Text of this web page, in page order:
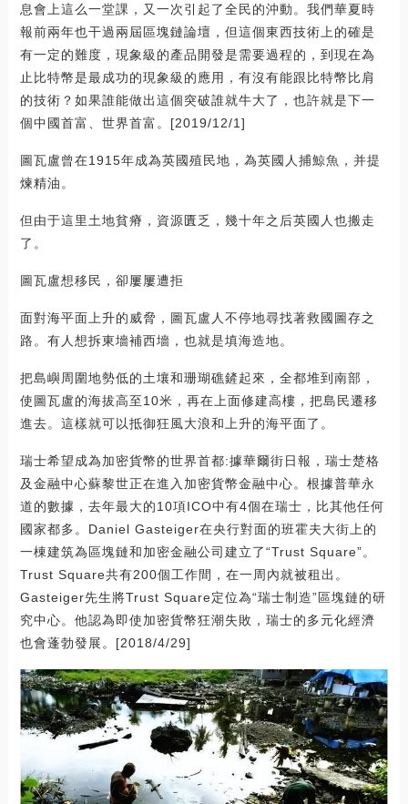
息會上這么一堂課，又一次引起了全民的沖動。我們華夏時
報前兩年也干過兩屆區塊鏈論壇，但這個東西技術上的確是
有一定的難度，現象級的產品開發是需要過程的，到現在為
止比特幣是最成功的現象級的應用，有沒有能跟比特幣比肩
的技術？如果誰能做出這個突破誰就牛大了，也許就是下一
個中國首富、世界首富。[2019/12/1]
圖瓦盧曾在1915年成為英國殖民地，為英國人捕鯨魚，并提
煉精油。
但由于這里土地貧瘠，資源匱乏，幾十年之后英國人也搬走
了。
圖瓦盧想移民，卻屢屢遭拒
面對海平面上升的威脅，圖瓦盧人不停地尋找著救國圖存之
路。有人想拆東墻補西墻，也就是填海造地。
把島嶼周圍地勢低的土壤和珊瑚礁鏟起來，全都堆到南部，
使圖瓦盧的海拔高至10米，再在上面修建高樓，把島民遷移
進去。這樣就可以抵御狂風大浪和上升的海平面了。
瑞士希望成為加密貨幣的世界首都:據華爾街日報，瑞士楚格
及金融中心蘇黎世正在進入加密貨幣金融中心。根據普華永
道的數據，去年最大的10項ICO中有4個在瑞士，比其他任何
國家都多。Daniel Gasteiger在央行對面的班霍夫大街上的
一棟建筑為區塊鏈和加密金融公司建立了“Trust Square”。
Trust Square共有200個工作間，在一周內就被租出。
Gasteiger先生將Trust Square定位為“瑞士制造”區塊鏈的研
究中心。他認為即使加密貨幣狂潮失敗，瑞士的多元化經濟
也會蓬勃發展。[2018/4/29]